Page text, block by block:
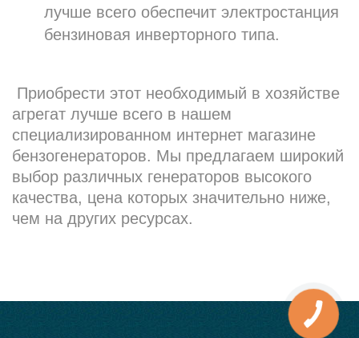
лучше всего обеспечит электростанция
бензиновая инверторного типа.
Приобрести этот необходимый в хозяйстве
агрегат лучше всего в нашем
специализированном интернет магазине
бензогенераторов. Мы предлагаем широкий
выбор различных генераторов высокого
качества, цена которых значительно ниже,
чем на других ресурсах.